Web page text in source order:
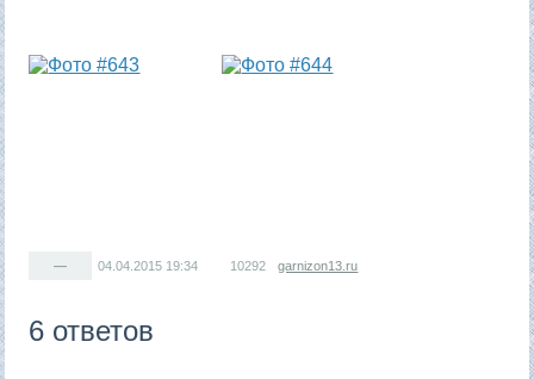
— 04.04.2015 19:34 10292 garnizon13.ru
6 ответов